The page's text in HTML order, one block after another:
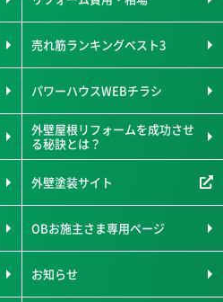
売れ筋ランキングベスト3
パワーハウスWEBチラシ
外壁屋根リフォームを成功させ
る秘訣とは？
外壁塗装サイト
OBお施主さま専用ページ
お知らせ